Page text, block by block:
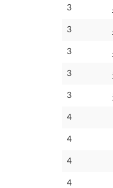
3
3
3
3
3
4
4
4
4